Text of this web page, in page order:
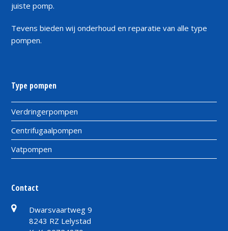
juiste pomp.
Tevens bieden wij onderhoud en reparatie van alle type
pompen.
Type pompen
Verdringerpompen
Centrifugaalpompen
Vatpompen
Contact
Dwarsvaartweg 9
8243 RZ Lelystad